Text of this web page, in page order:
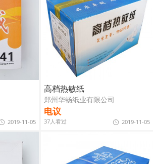
2019-11-05
高档热敏纸
郑州华畅纸业有限公司
电议
37人看过 2019-11-05